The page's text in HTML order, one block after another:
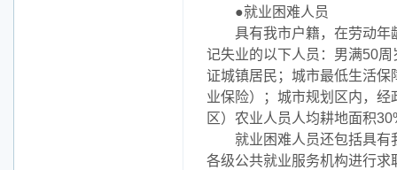
●就业困难人员
具有我市户籍，在劳动年龄
记失业的以下人员：男满50
证城镇居民；城市最低生活
业保险）；城市规划区内，
区）农业人员人均耕地面积
就业困难人员还包括具有我
各级公共就业服务机构进行